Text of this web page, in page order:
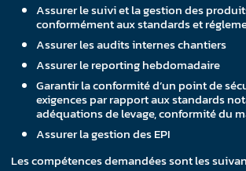
Assurer le suivi et la gestion des
conformément aux standards et
Assurer les audits internes chantiers
Assurer le reporting hebdomadaire
Garantir la conformité d’un point de
exigences par rapport aux standards
adéquations de levage, conformité du
Assurer la gestion des EPI
Les compétences demandées sont les